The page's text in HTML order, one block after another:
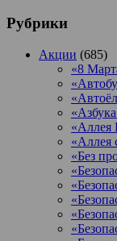
Рубрики
Акции (685)
«8
«Аллея
«Аллея
«Без